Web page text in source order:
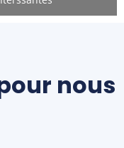
nous